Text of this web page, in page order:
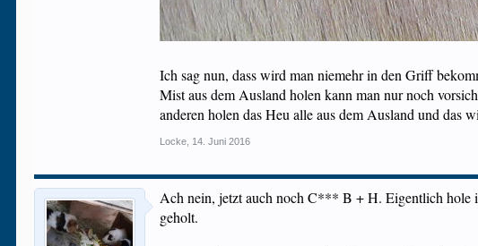
Ich sag nun, dass wird man niemehr in den Griff
Mist aus dem Ausland holen kann man nur noch
anderen holen das Heu alle aus dem Ausland und das
Locke 14. Juni 2016
Ach nein, jetzt auch noch C*** B + H. Eigentlich hole
geholt.